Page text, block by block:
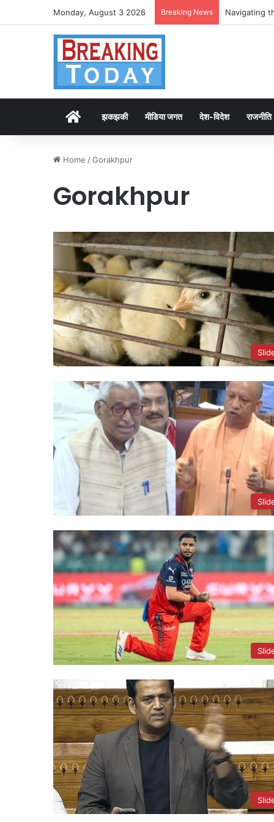
Monday, August 3 2026 Breaking News Navigating
Homeझकझकी मीडिया जगत देश-विदेश राजनीति
Home /Gorakhpur
Gorakhpur